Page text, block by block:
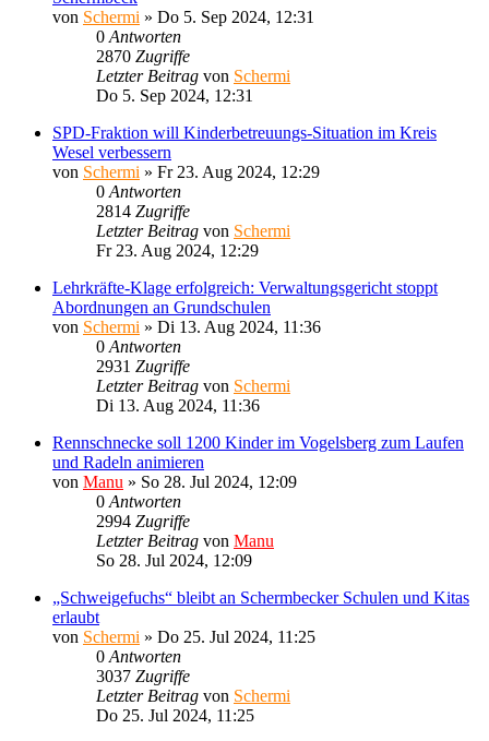
von Schermi » Do 5. Sep 2024, 12:31
0 Antworten
2870 Zugriffe
Letzter Beitrag von Schermi
Do 5. Sep 2024, 12:31
SPD-Fraktion will Kinderbetreuungs-Situation im Kreis
Wesel verbessern
von Schermi » Fr 23. Aug 2024, 12:29
0 Antworten
2814 Zugriffe
Letzter Beitrag von Schermi
Fr 23. Aug 2024, 12:29
Lehrkräfte-Klage erfolgreich: Verwaltungsgericht stoppt
Abordnungen an Grundschulen
von Schermi » Di 13. Aug 2024, 11:36
0 Antworten
2931 Zugriffe
Letzter Beitrag von Schermi
Di 13. Aug 2024, 11:36
Rennschnecke soll 1200 Kinder im Vogelsberg zum Laufen
und Radeln animieren
von Manu » So 28. Jul 2024, 12:09
0 Antworten
2994 Zugriffe
Letzter Beitrag von Manu
So 28. Jul 2024, 12:09
„Schweigefuchs“ bleibt an Schermbecker Schulen und Kitas
erlaubt
von Schermi » Do 25. Jul 2024, 11:25
0 Antworten
3037 Zugriffe
Letzter Beitrag von Schermi
Do 25. Jul 2024, 11:25